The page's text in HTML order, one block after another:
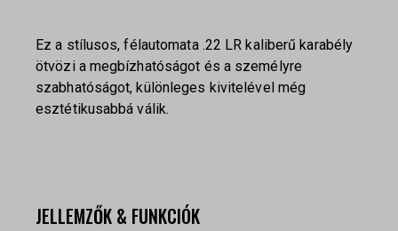
Ez a stílusos, félautomata .22 LR kaliberű karabély
ötvözi a megbízhatóságot és a személyre
szabhatóságot, különleges kivitelével még
esztétikusabbá válik.
JELLEMZŐK & FUNKCIÓK